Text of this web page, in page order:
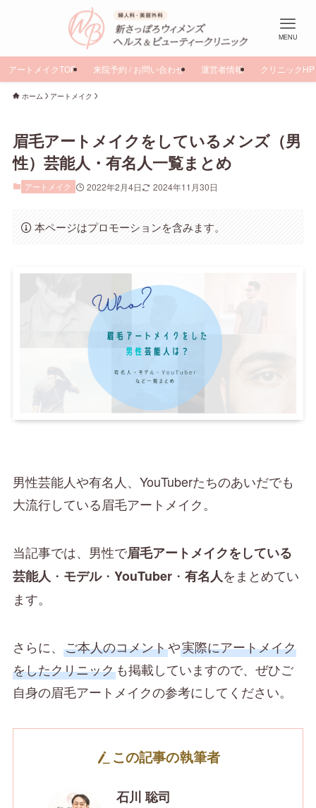
MENU
アートメイクTOP 来院予約 / お問い合わせ 運営者情報 クリニックHP
ホーム アートメイク
眉毛アートメイクをしているメンズ（男
性）芸能人・有名人一覧まとめ
アートメイク 2022年2月4日 2024年11月30日
本ページはプロモーションを含みます。
男性芸能人や有名人、YouTuberたちのあいだでも
大流行している眉毛アートメイク。
当記事では、男性で眉毛アートメイクをしている
芸能人 ・ モデル・ YouTuber・ 有名人をまとめてい
ます。
さらに、 ご本人のコメントや実際にアートメイク
をしたクリニックも掲載していますので、ぜひご
自身の眉毛アートメイクの参考にしてください。
この記事の執筆者
石川 聡司